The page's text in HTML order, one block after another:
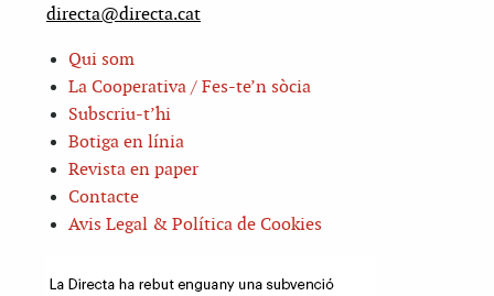
directa@directa.cat
Qui som
La Cooperativa / Fes-te’n sòcia
Subscriu-t’hi
Botiga en línia
Revista en paper
Contacte
Avis Legal & Política de Cookies